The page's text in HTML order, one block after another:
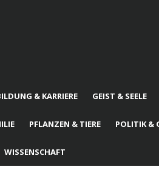
& KARRIERE GEIST & SEELE
PFLANZEN & TIERE POLITIK &
WISSENSCHAFT